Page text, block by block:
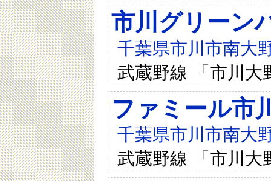
市川グリーン
千葉県市川市南大
武蔵野線 「市川大
ファミール市
千葉県市川市南大
武蔵野線 「市川大